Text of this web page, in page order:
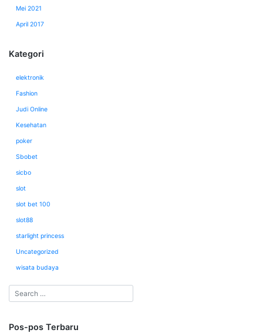
Mei 2021
April 2017
Kategori
elektronik
Fashion
Judi Online
Kesehatan
poker
Sbobet
sicbo
slot
slot bet 100
slot88
starlight princess
Uncategorized
wisata budaya
Pos-pos Terbaru